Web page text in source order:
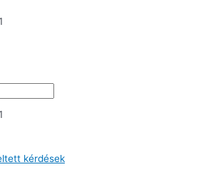
kérdések